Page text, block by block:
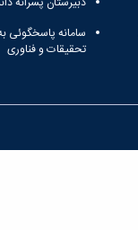
سامانه پاسخگوئی
تحقیقات و فناوری